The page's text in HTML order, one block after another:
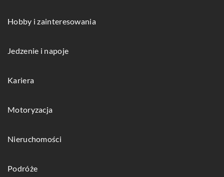
Hobby i zainteresowania
Jedzenie i napoje
Kariera
Motoryzacja
Nieruchomości
Podróże